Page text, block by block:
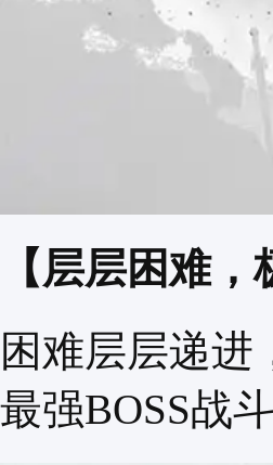
【层层困难，
困难层层递
最强BOSS战